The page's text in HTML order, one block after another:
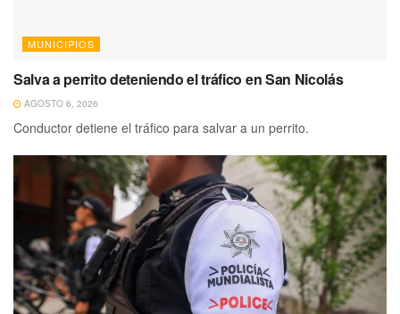
MUNICIPIOS
Salva a perrito deteniendo el tráfico en San Nicolás
AGOSTO 6, 2026
Conductor detiene el tráfico para salvar a un perrito.